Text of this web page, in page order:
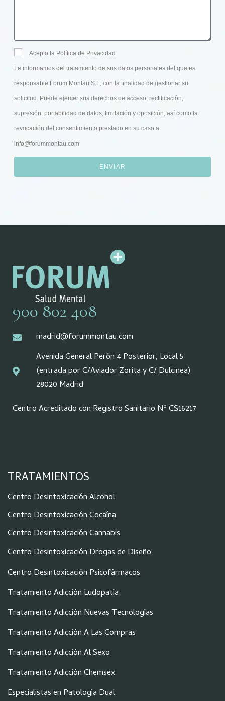
Acepto la Política de Privacidad
Le informamos del tratamiento de sus datos personales del que es
responsable Forum Montau S.L, con la finalidad de gestionar su
solicitud. Puede ejercer sus derechos de acceso, rectificación,
supresión, portabilidad de datos, limitación y oposición, así como la
revocación del consentimiento prestado en su caso a
info@forummontau.com
ENVIAR
900 802 408
madrid@forummontau.com
Avenida General Perón 4 Posterior, Local 5
(entrada por C/Aviador Zorita y C/ Dulcinea)
28020 Madrid
Centro Acreditado con Registro Sanitario Nº CS16217
TRATAMIENTOS
Centro Desintoxicación Alcohol
Centro Desintoxicación Cocaína
Centro Desintoxicación Cannabis
Centro Desintoxicación Drogas de Diseño
Centro Desintoxicación Psicofármacos
Tratamiento Adicción Ludopatía
Tratamiento Adicción Nuevas Tecnologías
Tratamiento Adicción A Las Compras
Tratamiento Adicción Al Sexo
Tratamiento Adicción Chemsex
Especialistas en Patología Dual